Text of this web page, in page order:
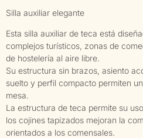
Silla auxiliar elegante
Esta silla auxiliar de teca está
complejos turísticos, zonas de
de hostelería al aire libre.
Su estructura sin brazos, asiento
suelto y perfil compacto permiten
mesa.
La estructura de teca permite su
los cojines tapizados mejoran la
orientados a los comensales.